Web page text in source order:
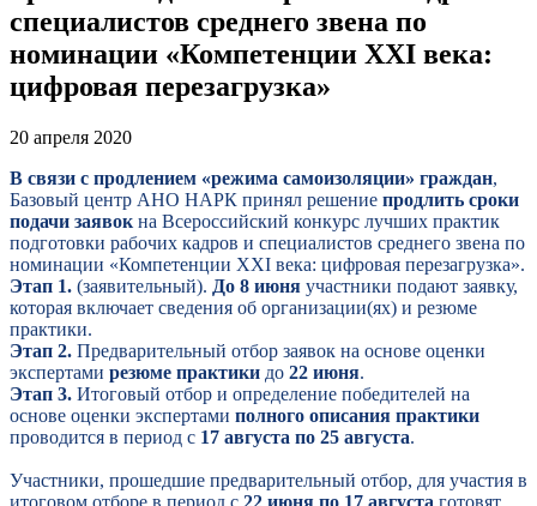
специалистов среднего звена по
номинации «Компетенции XXI века:
цифровая перезагрузка»
20 апреля 2020
В связи с продлением «режима самоизоляции» граждан,
Базовый центр АНО НАРК принял решение продлить сроки
подачи заявок на Всероссийский конкурс лучших практик
подготовки рабочих кадров и специалистов среднего звена по
номинации «Компетенции XXI века: цифровая перезагрузка».
Этап 1. (заявительный). До 8 июня участники подают заявку,
которая включает сведения об организации(ях) и резюме
практики.
Этап 2. Предварительный отбор заявок на основе оценки
экспертами резюме практики до 22 июня.
Этап 3. Итоговый отбор и определение победителей на
основе оценки экспертами полного описания практики
проводится в период с 17 августа по 25 августа.
Участники, прошедшие предварительный отбор, для участия в
итоговом отборе в период с 22 июня по 17 августа готовят